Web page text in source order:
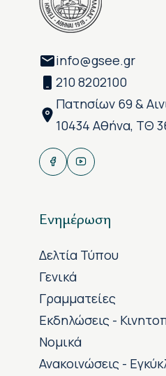
info@gsee.gr
210 8202100
Πατησίων 69 &
10434 Αθήνα, ΤΘ
Ενημέρωση
Δελτία Τύπου
Γενικά
Γραμματείες
Εκδηλώσεις -
Νομικά
Ανακοινώσεις -